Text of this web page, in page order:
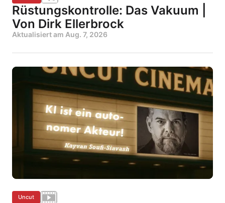
Rüstungskontrolle: Das Vakuum |
Von Dirk Ellerbrock
Aktualisiert am Aug. 7, 2026
Uncut